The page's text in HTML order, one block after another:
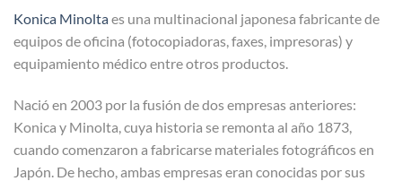
Konica Minoltaes una multinacional japonesa fabricante de
equipos de oficina (fotocopiadoras, faxes, impresoras) y
equipamiento médico entre otros productos.
Nació en 2003 por la fusión de dos empresas anteriores:
Konica y Minolta, cuya historia se remonta al año 1873,
cuando comenzaron a fabricarse materiales fotográficos en
Japón. De hecho, ambas empresas eran conocidas por sus